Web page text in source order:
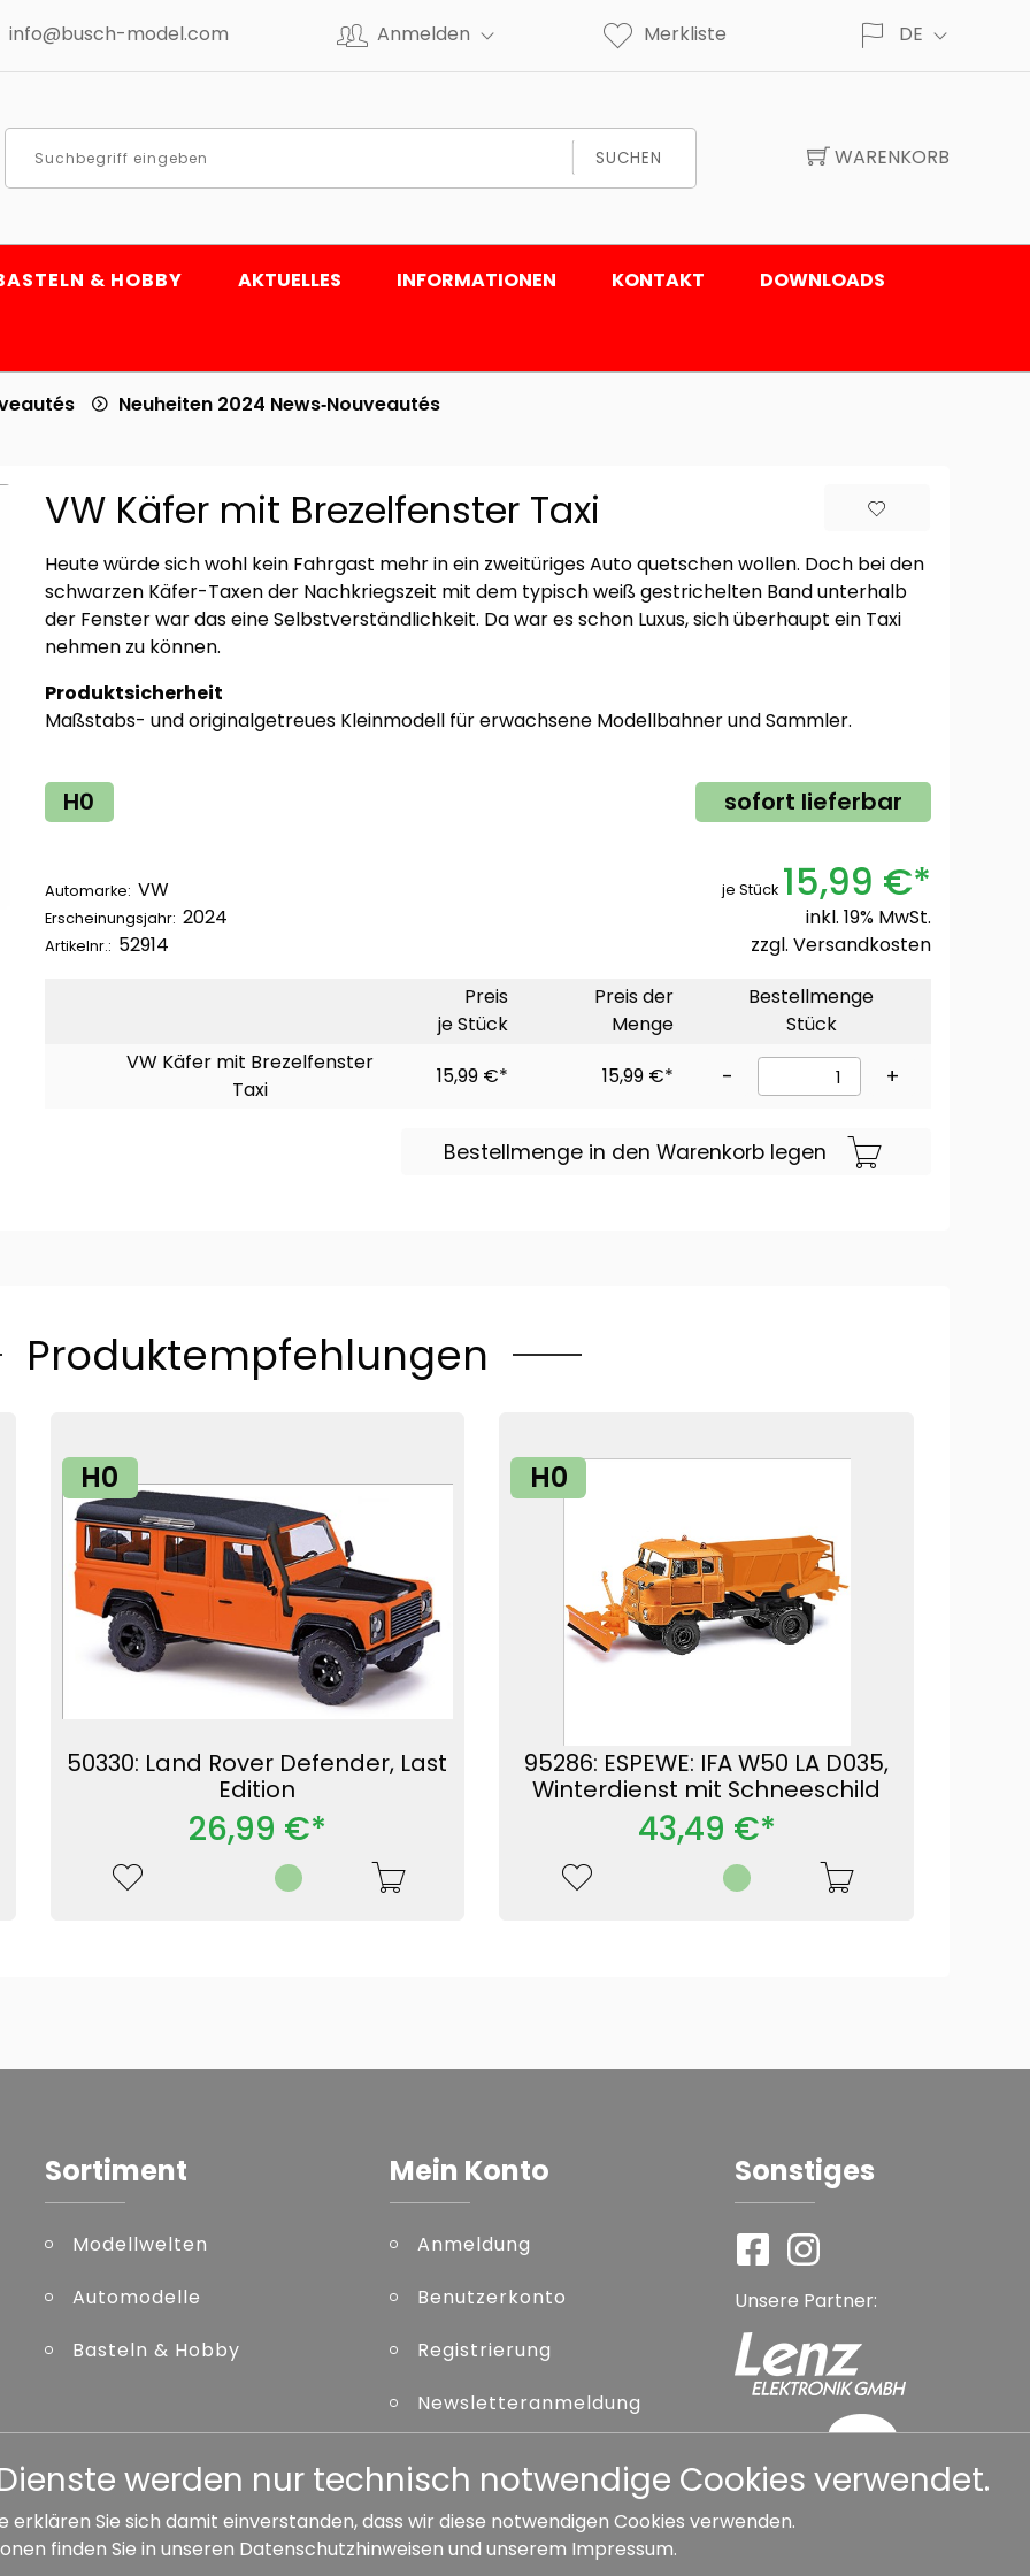
info@busch-model.com Anmelden Merkliste DE
SUCHEN WARENKORB
& HOBBY AKTUELLES INFORMATIONEN KONTAKT DOWNLOADS
Neuheiten 2024 News‑Nouveautés
VW Käfer mit Brezelfenster Taxi
Heute würde sich wohl kein Fahrgast mehr in ein zweitüriges Auto quetschen wollen. Doch bei den
schwarzen Käfer-Taxen der Nachkriegszeit mit dem typisch weiß gestrichelten Band unterhalb
der Fenster war das eine Selbstverständlichkeit. Da war es schon Luxus, sich überhaupt ein Taxi
nehmen zu können.
Produktsicherheit
Maßstabs- und originalgetreues Kleinmodell für erwachsene Modellbahner und Sammler.
H0 sofort lieferbar
Automarke: VW
Erscheinungsjahr: 2024
Artikelnr.: 52914
je Stück 15,99 €*
inkl. 19% MwSt.
zzgl. Versandkosten
Preis
je Stück
Preis der
Menge
Bestellmenge
Stück
VW Käfer mit Brezelfenster
Taxi
15,99 €* 15,99 €* - +
Bestellmenge in den Warenkorb legen
Produktempfehlungen
H0
50330: Land Rover Defender, Last
Edition
26,99 €*
H0
95286: ESPEWE: IFA W50 LA D035,
Winterdienst mit Schneeschild
43,49 €*
Sortiment
Modellwelten
Automodelle
Basteln & Hobby
Mein Konto
Anmeldung
Benutzerkonto
Registrierung
Newsletteranmeldung
Sonstiges
Unsere Partner:
werden nur technisch notwendige Cookies verwendet.
erklären Sie sich damit einverstanden, dass wir diese notwendigen Cookies verwenden.
finden Sie in unseren Datenschutzhinweisen und unserem Impressum.